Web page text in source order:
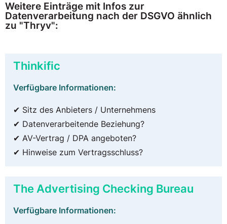
Weitere Einträge mit Infos zur
Datenverarbeitung nach der DSGVO ähnlich
zu "Thryv":
Thinkific
Verfügbare Informationen:
✔ Sitz des Anbieters / Unternehmens
✔ Datenverarbeitende Beziehung?
✔ AV-Vertrag / DPA angeboten?
✔ Hinweise zum Vertragsschluss?
The Advertising Checking Bureau
Verfügbare Informationen: